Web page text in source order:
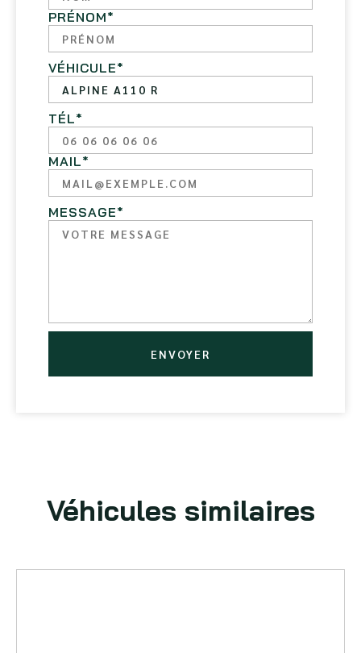
PRÉNOM*
VÉHICULE*
TÉL*
MAIL*
MESSAGE*
ENVOYER
Véhicules similaires